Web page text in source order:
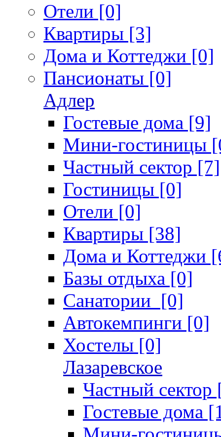
Отели [0]
Квартиры [3]
Дома и Коттеджи [0]
Пансионаты [0]
Адлер
Гостевые дома [9]
Мини-гостиницы
Частный сектор [7]
Гостиницы [0]
Отели [0]
Квартиры [38]
Дома и Коттеджи
Базы отдыха [0]
Санатории [0]
Автокемпинги [0]
Хостелы [0]
Лазаревское
Частный сектор
Гостевые дома